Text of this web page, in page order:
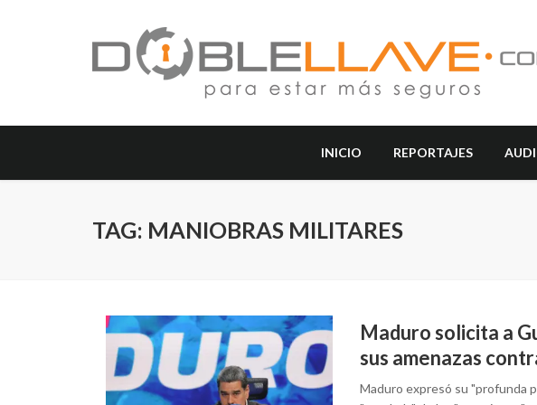
INICIO REPORTAJES
TAG: MANIOBRAS MILITARES
Maduro solicita a
sus amenazas
Maduro expresó su "profunda